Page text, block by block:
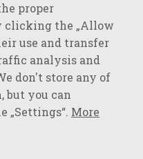
Berlin,Lisa
,Milestone,Monari
Cardin,R2
Robson,Suri Frey
proper
clicking the „Allow
use and transfer
analysis and
don't store any of
but you can
„Settings“. More